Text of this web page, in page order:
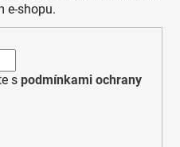
e-shopu.
s podmínkami ochrany